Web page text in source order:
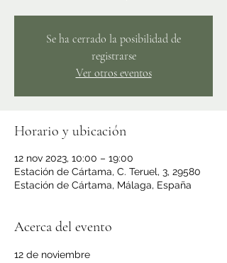
Se ha cerrado la posibilidad de
registrarse
Ver otros eventos
Horario y ubicación
12 nov 2023, 10:00 – 19:00
Estación de Cártama, C. Teruel, 3, 29580
Estación de Cártama, Málaga, España
Acerca del evento
12 de noviembre